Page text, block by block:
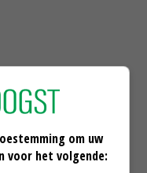
om uw
voor het volgende: